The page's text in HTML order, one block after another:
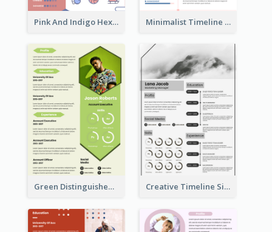
Pink And Indigo Hexagonal Resume Design Template Minimalist Timeline Medical Student Resume
Green Distinguished Resume Creative Timeline Simple Resume